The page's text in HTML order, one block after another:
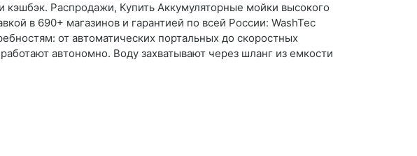
кэшбэк. Распродажи, Купить Аккумуляторные мойки высокого
в 690+ магазинов и гарантией по всей России: WashTec
от автоматических портальных до скоростных
автономно. Воду захватывают через шланг из емкости